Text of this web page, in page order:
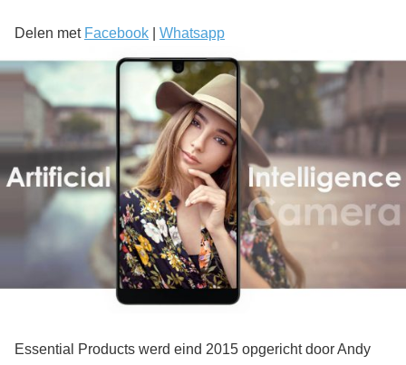
Delen met Facebook Whatsapp
Essential Products werd eind 2015 opgericht door Andy